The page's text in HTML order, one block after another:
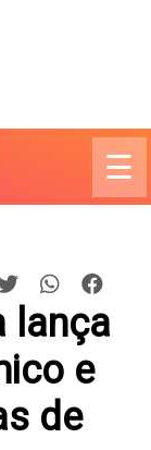
☰
lança
e
de